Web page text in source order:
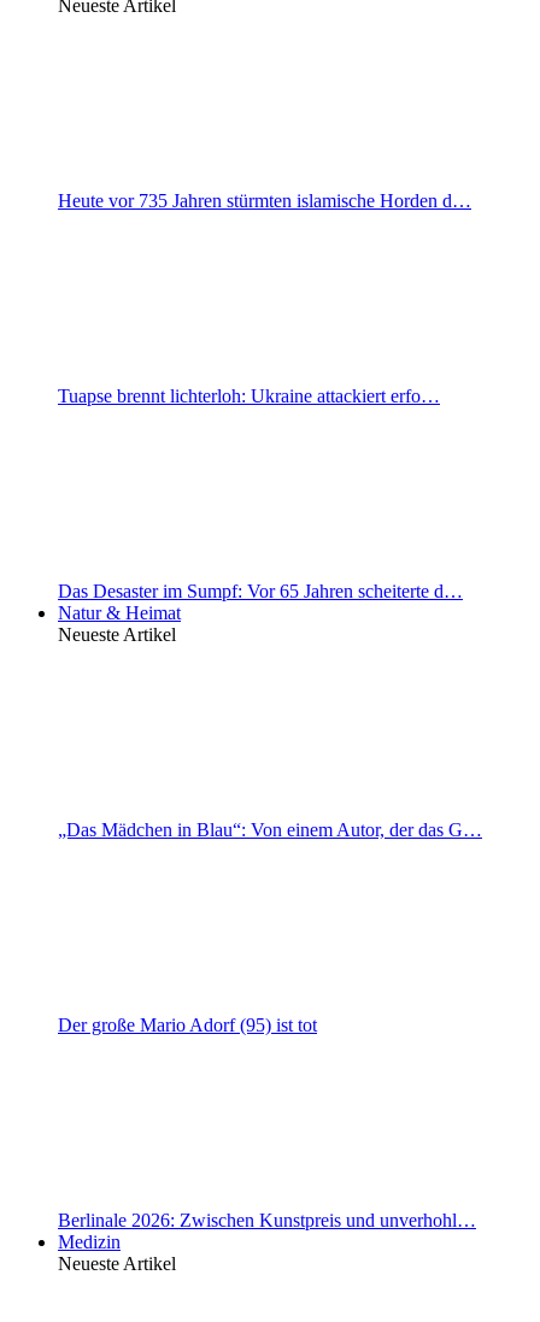
Neueste Artikel
Heute vor 735 Jahren stürmten islamische Horden d…
Tuapse brennt lichterloh: Ukraine attackiert erfo…
Das Desaster im Sumpf: Vor 65 Jahren scheiterte d…
Natur & Heimat
Neueste Artikel
„Das Mädchen in Blau“: Von einem Autor, der das G…
Der große Mario Adorf (95) ist tot
Berlinale 2026: Zwischen Kunstpreis und unverhohl…
Medizin
Neueste Artikel